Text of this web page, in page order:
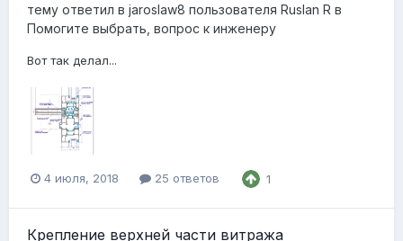
тему ответил в jaroslaw8 пользователя Ruslan R в
Помогите выбрать, вопрос к инженеру
Вот так делал...
4 июля, 2018 25 ответов 1
Крепление верхней части витража